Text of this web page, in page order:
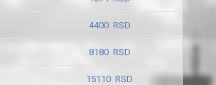
4400 RSD
8180 RSD
15110 RSD